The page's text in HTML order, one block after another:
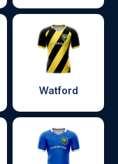
Watford